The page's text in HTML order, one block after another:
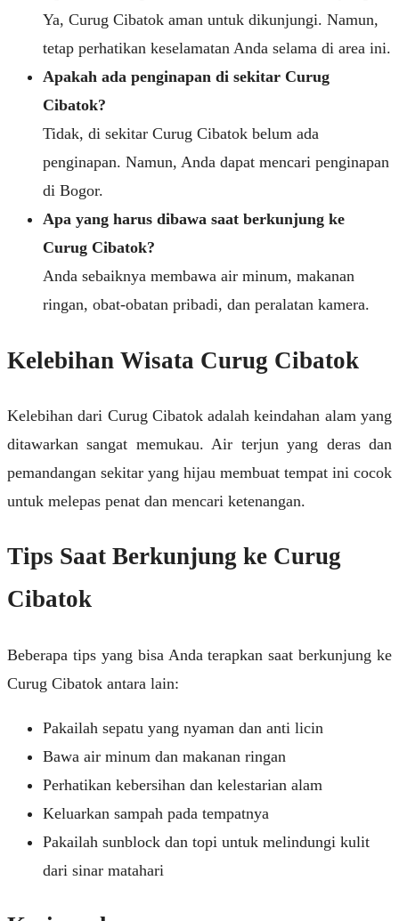
Ya, Curug Cibatok aman untuk dikunjungi. Namun,
tetap perhatikan keselamatan Anda selama di area ini.
Apakah ada penginapan di sekitar Curug
Cibatok?
Tidak, di sekitar Curug Cibatok belum ada
penginapan. Namun, Anda dapat mencari penginapan
di Bogor.
Apa yang harus dibawa saat berkunjung ke
Curug Cibatok?
Anda sebaiknya membawa air minum, makanan
ringan, obat-obatan pribadi, dan peralatan kamera.
Kelebihan Wisata Curug Cibatok
Kelebihan dari Curug Cibatok adalah keindahan alam yang
ditawarkan sangat memukau. Air terjun yang deras dan
pemandangan sekitar yang hijau membuat tempat ini cocok
untuk melepas penat dan mencari ketenangan.
Tips Saat Berkunjung ke Curug
Cibatok
Beberapa tips yang bisa Anda terapkan saat berkunjung ke
Curug Cibatok antara lain:
Pakailah sepatu yang nyaman dan anti licin
Bawa air minum dan makanan ringan
Perhatikan kebersihan dan kelestarian alam
Keluarkan sampah pada tempatnya
Pakailah sunblock dan topi untuk melindungi kulit
dari sinar matahari